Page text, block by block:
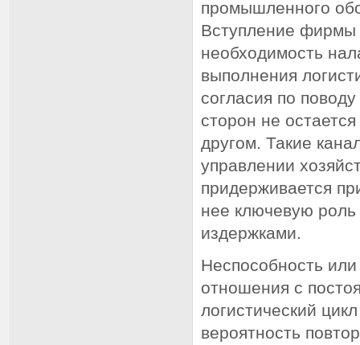
промышленного
Вступление фирмы
необходимость
выполнения
согласия по
сторон не
другом. Такие
управлении
придерживается
нее ключевую
издержками.
Неспособность
отношения с
логистический
вероятность